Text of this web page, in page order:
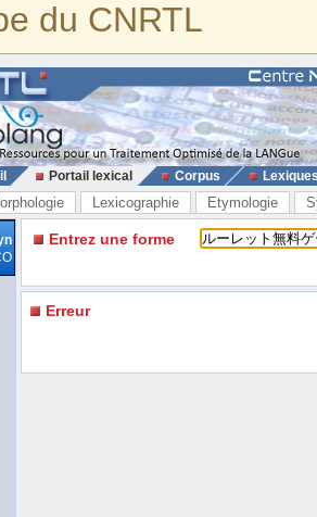
du CNRTL
Portail lexical Corpus
Lexicographie Etymologie
Entrez une forme
Erreur